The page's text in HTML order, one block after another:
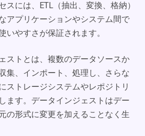
スには、ETL（抽出、変換、格納）
アプリケーションやシステム間で
いやすさが保証されます。
ストとは、複数のデータソースか
集、インポート、処理し、さらな
ストレージシステムやレポジトリ
ます。データインジェストはデー
の形式に変更を加えることなく生